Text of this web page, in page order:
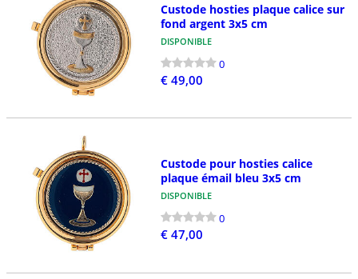
Custode hosties plaque calice sur
fond argent 3x5 cm
DISPONIBLE
0
€ 49,00
Custode pour hosties calice
plaque émail bleu 3x5 cm
DISPONIBLE
0
€ 47,00